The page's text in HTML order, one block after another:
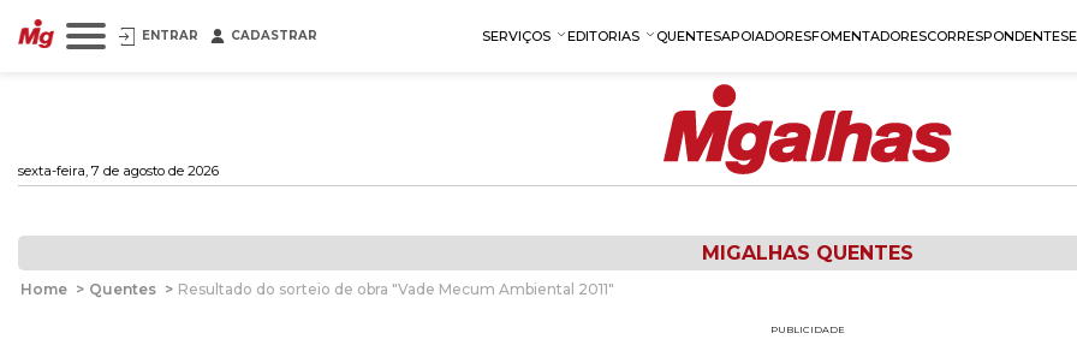
ENTRAR CADASTRAR SERVIÇOS EDITORIAS QUENTESAPOIADORESFOMENTADORESCORRESPONDENTES
sexta-feira, 7 de agosto de 2026
MIGALHAS QUENTES
Home > Quentes > Resultado do sorteio de obra "Vade Mecum Ambiental 2011"
PUBLICIDADE